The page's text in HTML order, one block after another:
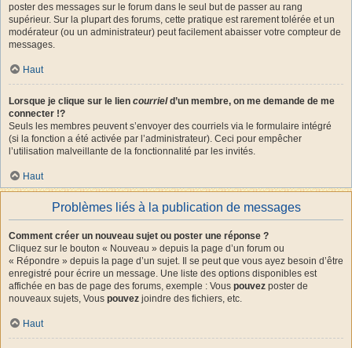
poster des messages sur le forum dans le seul but de passer au rang
supérieur. Sur la plupart des forums, cette pratique est rarement tolérée et un
modérateur (ou un administrateur) peut facilement abaisser votre compteur de
messages.
Haut
Lorsque je clique sur le lien courrield’un membre, on me demande de me
connecter !?
Seuls les membres peuvent s’envoyer des courriels via le formulaire intégré
(si la fonction a été activée par l’administrateur). Ceci pour empêcher
l’utilisation malveillante de la fonctionnalité par les invités.
Haut
Problèmes liés à la publication de messages
Comment créer un nouveau sujet ou poster une réponse ?
Cliquez sur le bouton « Nouveau » depuis la page d’un forum ou
« Répondre » depuis la page d’un sujet. Il se peut que vous ayez besoin d’être
enregistré pour écrire un message. Une liste des options disponibles est
affichée en bas de page des forums, exemple : Vous pouvez poster de
nouveaux sujets, Vous pouvez joindre des fichiers, etc.
Haut